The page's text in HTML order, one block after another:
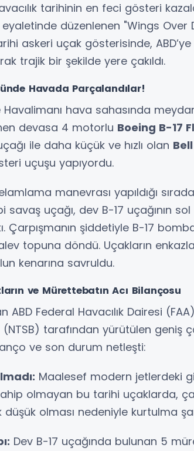
tarihinin en feci gösteri
düzenlenen "Wings Over
askeri uçak gösterisinde,
trajik bir şekilde yere çakıldı.
Havada Parçalandılar!
Havalimanı hava sahasında
devasa 4 motorlu Boeing B-17
ile daha küçük ve hızlı olan
uçuşu yapıyordu.
manevrası yapıldığı
uçağı, dev B-17 uçağının
Çarpışmanın şiddetiyle B-17
topuna döndü. Uçakların
kenarına savruldu.
ve Mürettebatın Acı Bilançosu
ABD Federal Havacılık Dairesi
tarafından yürütülen geniş
ve son durum netleşti:
Maalesef modern jetlerdeki
olmayan bu tarihi uçaklarda,
düşük olması nedeniyle kurtulma
Dev B-17 uçağında bulunan 5